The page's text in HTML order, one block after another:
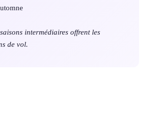
intermédiaires offrent les
de vol.